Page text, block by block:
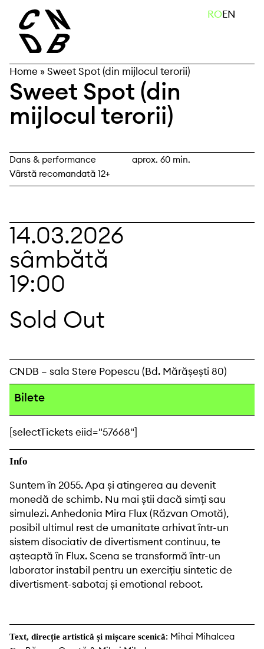
content
caută ROEN
Home »Sweet Spot (din mijlocul terorii)
Sweet Spot (din
mijlocul terorii)
Dans & performance
Vârstă recomandată 12+
aprox. 60 min.
14.03.2026
sâmbătă
19:00
Sold Out
CNDB – sala Stere Popescu (Bd. Mărășești 80)
Bilete
[selectTickets eiid="57668"]
Info
Suntem în 2055. Apa și atingerea au devenit
monedă de schimb. Nu mai știi dacă simți sau
simulezi. Anhedonia Mira Flux (Răzvan Omotă),
posibil ultimul rest de umanitate arhivat într-un
sistem disociativ de divertisment continuu, te
așteaptă în Flux. Scena se transformă într-un
laborator instabil pentru un exercițiu sintetic de
divertisment-sabotaj și emotional reboot.
Text, direcție artistică și mișcare scenică: Mihai Mihalcea